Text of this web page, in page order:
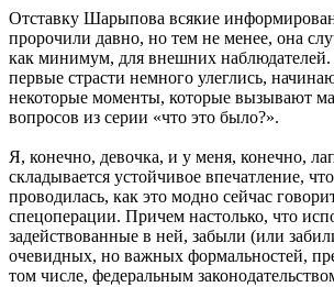
Отставку Шарыпова всякие
пророчили давно, но тем не менее, она
как минимум, для внешних наблюдателей.
первые страсти немного улеглись,
некоторые моменты, которые вызывают
вопросов из серии «что это было?».
Я, конечно, девочка, и у меня, конечно,
складывается устойчивое впечатление, что
проводилась, как это модно сейчас
спецоперации. Причем настолько, что
задействованные в ней, забыли (или
очевидных, но важных формальностей,
том числе, федеральным